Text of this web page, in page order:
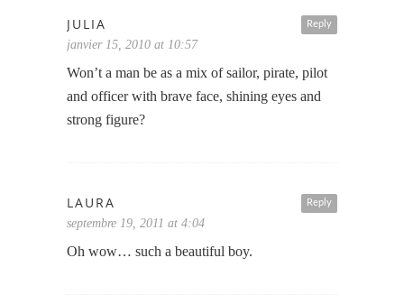
Reply
JULIA
janvier 15, 2010 at 10:57
Won’t a man be as a mix of sailor, pirate, pilot
and officer with brave face, shining eyes and
strong figure?
Reply
LAURA
septembre 19, 2011 at 4:04
Oh wow… such a beautiful boy.